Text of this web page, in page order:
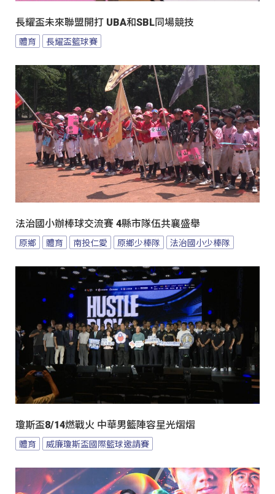
長耀盃未來聯盟開打 UBA和SBL同場競技
體育 長耀盃籃球賽
法治國小辦棒球交流賽 4縣市隊伍共襄盛舉
原鄉 體育 南投仁愛 原鄉少棒隊 法治國小少棒隊
瓊斯盃8/14燃戰火 中華男籃陣容星光熠熠
體育 威廉瓊斯盃國際籃球邀請賽